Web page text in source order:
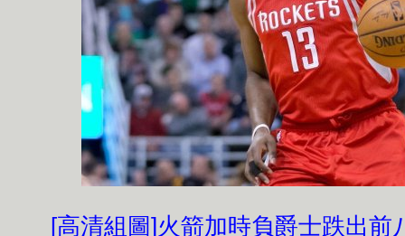
[高清組圖]火箭加時負爵士跌出前